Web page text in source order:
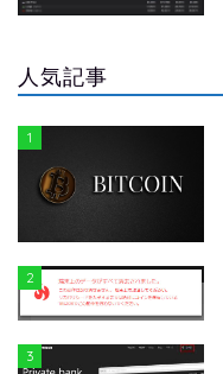
人気記事
1
2
3